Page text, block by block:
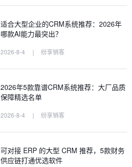
适合大型企业的CRM系统推荐：2026年
哪款AI能力最突出？
2026-8-4 | 纷享销客
2026年5款靠谱CRM系统推荐：大厂品质
保障精选名单
2026-8-4 | 纷享销客
可对接 ERP 的大型 CRM 推荐，5款财务
供应链打通优选软件